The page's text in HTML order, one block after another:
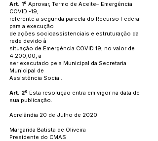
Art. 1º Aprovar, Termo de Aceite– Emergência
COVID -19,
referente a segunda parcela do Recurso Federal
para a execução
de ações socioassistenciais e estruturação da
rede devido à
situação de Emergência COVID 19, no valor de
4.200,00, a
ser executado pela Municipal da Secretaria
Municipal de
Assistência Social.
Art. 2º Esta resolução entra em vigor na data de
sua publicação.
Acrelândia 20 de Julho de 2020
Margarida Batista de Oliveira
Presidente do CMAS